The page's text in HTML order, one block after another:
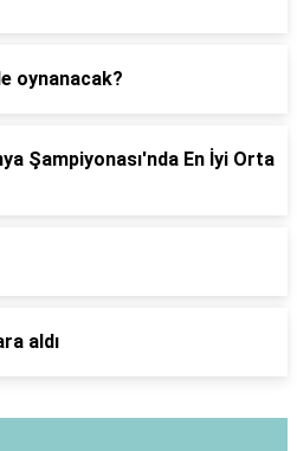
oynanacak?
Şampiyonası'nda En İyi Orta
aldı